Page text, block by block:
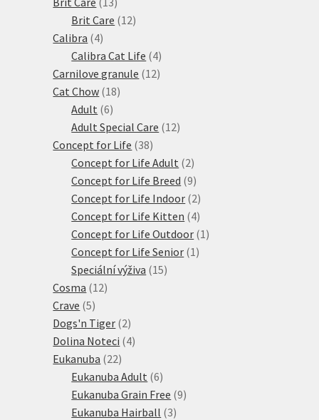
produktů
Brit Care 1212
Calibra 44
produkty
Calibra Cat Life 44
produkty
Carnilove granule 1212
Cat Chow 1818
Adult 66
produktů
Adult Special Care 1212
Concept for Life 3838
produktů
Concept for Life Adult 22
produkty
Concept for Life Breed 99
produktů
Concept for Life Indoor 22
produkty
Concept for Life Kitten 44
produkty
Concept for Life Outdoor 1 1
Concept for Life Senior 1 1
Speciální výživa 1515
Cosma 1212
Crave 55
produktů
Dogs'n Tiger 22
produkty
Dolina Noteci 44
Eukanuba 2222
produktů
Eukanuba Adult 66
produktů
Eukanuba Grain Free 99
Eukanuba Hairball 33